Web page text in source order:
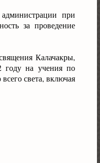
при
за проведение
Калачакры,
году на учения по
света, включая